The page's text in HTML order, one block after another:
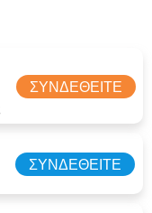
ΣΥΝΔΕΘΕΊΤΕ
ΣΥΝΔΕΘΕΊΤΕ